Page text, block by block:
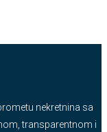
nekretnina sa
transparentnom i